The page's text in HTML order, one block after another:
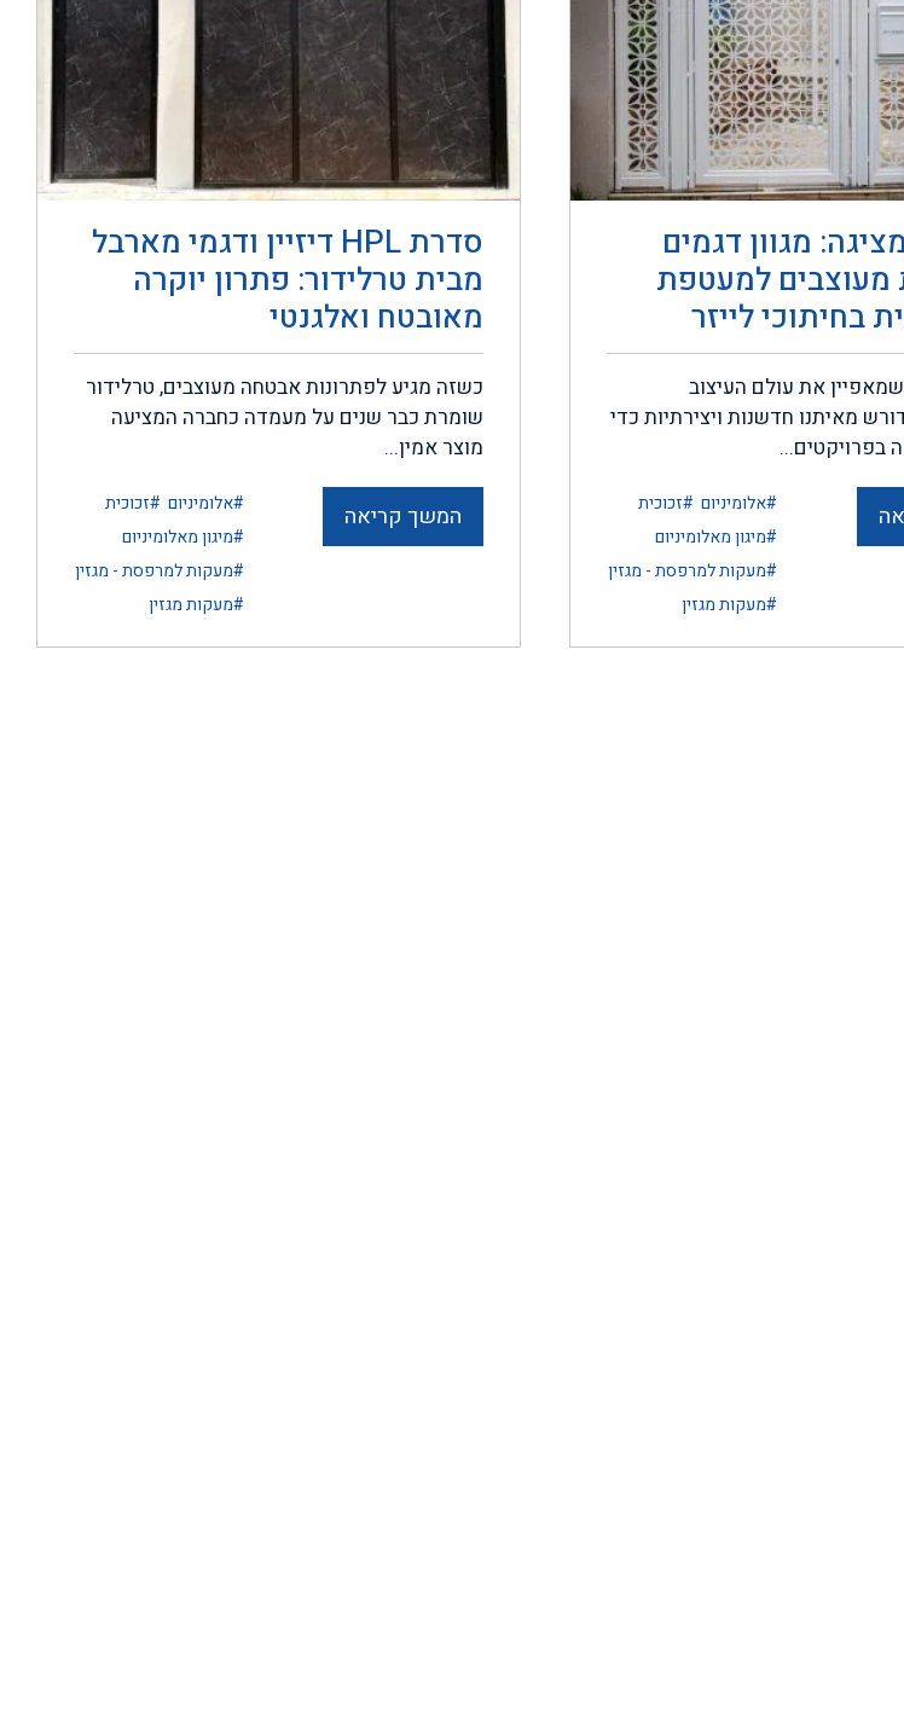
מגוון דגמים
מעוצבים למעטפת
בחיתוכי לייזר
את עולם העיצוב
מאיתנו חדשנות ויצירתיות כדי
בפרויקטים...
#אלומיניום #זכוכית
#מיגון מאלומיניום
#מעקות למרפסת - מגזין
#מעקות מגזין
סדרת HPL דיזיין ודגמי מארבל
מבית טרלידור: פתרון יוקרה
מאובטח ואלגנטי
כשזה מגיע לפתרונות אבטחה מעוצבים, טרלידור
שומרת כבר שנים על מעמדה כחברה המציעה
מוצר אמין...
המשך קריאה #אלומיניום #זכוכית
#מיגון מאלומיניום
#מעקות למרפסת - מגזין
#מעקות מגזין